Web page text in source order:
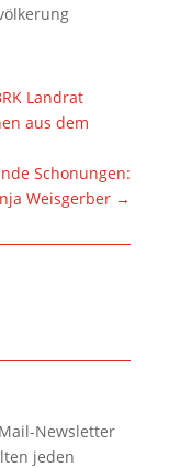
Landrat
aus dem
Schonungen:
Weisgerber →
Newsletter
jeden